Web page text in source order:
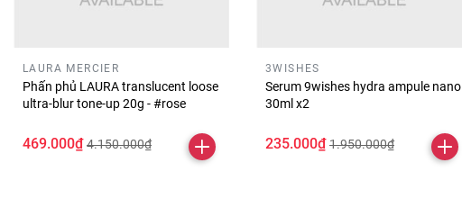
LAURA MERCIER
Phấn phủ LAURA translucent loose
ultra-blur tone-up 20g - #rose
469.000₫ 4.150.000₫
3WISHES
Serum 9wishes hydra ampule nano
30ml x2
235.000₫ 1.950.000₫